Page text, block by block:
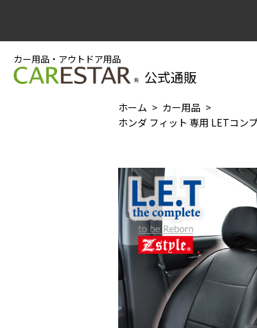
カー用品・アウトドア用品
公式通販
ホーム
カー用品
ホンダ フィット 専用 LETコン